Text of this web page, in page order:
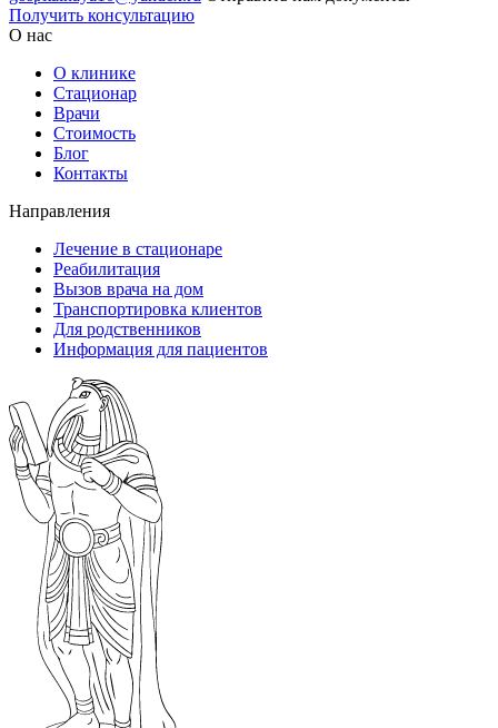
Получить консультацию
О нас
О клинике
Стационар
Врачи
Стоимость
Блог
Контакты
Направления
Лечение в стационаре
Реабилитация
Вызов врача на дом
Транспортировка клиентов
Для родственников
Информация для пациентов